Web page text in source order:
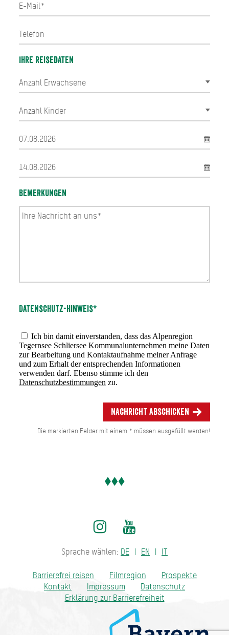
Ihre Reisedaten
Bemerkungen
Datenschutz-Hinweis*
Ich bin damit einverstanden, dass das Alpenregion
Tegernsee Schliersee Kommunalunternehmen meine Daten
zur Bearbeitung und Kontaktaufnahme meiner Anfrage
und zum Erhalt der entsprechenden Informationen
verwenden darf. Ebenso stimme ich den
Datenschutzbestimmungen zu.
Nachricht abschicken
Die markierten Felder mit einem * müssen ausgefüllt werden!
Sprache wählen: DE EN IT
Barrierefrei reisen Filmregion
Prospekte
Kontakt
Impressum
Datenschutz
Erklärung zur Barrierefreiheit